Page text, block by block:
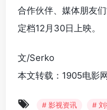
合作伙伴、媒体朋友
定档12月30日上映。
文/Serko
本文转载：1905电影
# 影视资讯 #